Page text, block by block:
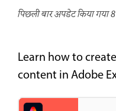
पिछली बार अपडेट किया गया
Learn how to
content in Adobe